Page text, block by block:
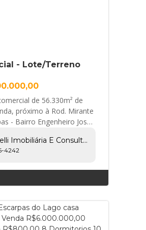
- Lote/Terreno
de 56.330m² de
próximo à Rod. Mirante
- Bairro Engenheiro José
as ca... Martinelli Imobiliária
Martinelli Imobiliária E Consultoria
4242